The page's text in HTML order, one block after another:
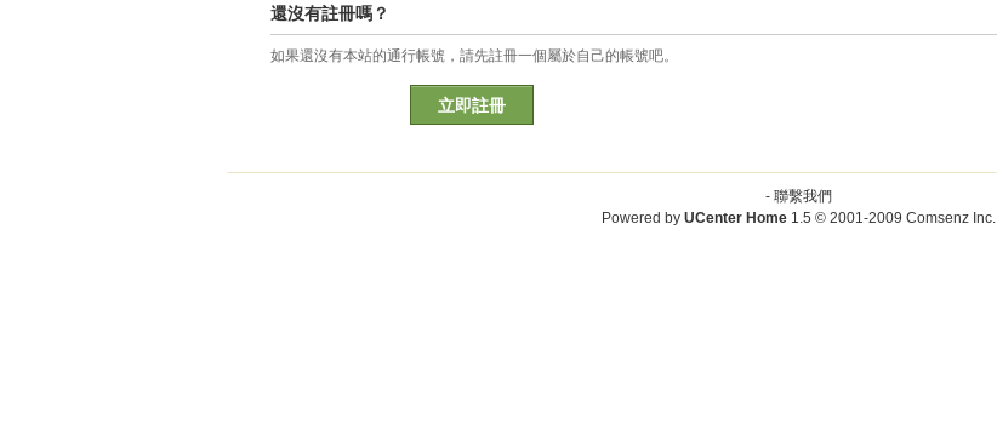
還沒有註冊嗎？
如果還沒有本站的通行帳號，請先註冊一個屬於自己的帳號吧。
立即註冊
- 聯繫我們
Powered by UCenter Home 1.5 © 2001-2009 Comsenz Inc.